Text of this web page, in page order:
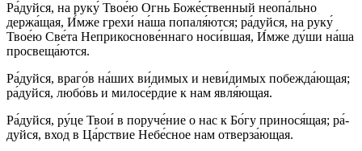
Ра́­дуй­ся, на ру­ку́ Твое́ю Огнь Бо­же́ст­вен­ный неопа́льно
держа́щая, И́м­же гре­хи́ на́­ша попаля́ются; ра́­дуй­ся, на ру­ку́
Твое́ю Све́­та Неприкоснове́ннаго носи́вшая, И́м­же ду́­ши на́­ша
просвеща́ются.
Ра́­дуй­ся, вра­го́в на́­ших ви́­ди­мых и не­ви́­ди­мых побежда́ющая;
ра́­дуй­ся, лю­бо́вь и ми­ло­се́р­дие к нам яв­ля́ю­щая.
Ра́­дуй­ся, ру́­це Твои́ в поруче́ние о нас к Бо́­гу принося́щая; ра́­
дуй­ся, вход в Ца́рст­вие Не­бе́с­ное нам отверза́ющая.